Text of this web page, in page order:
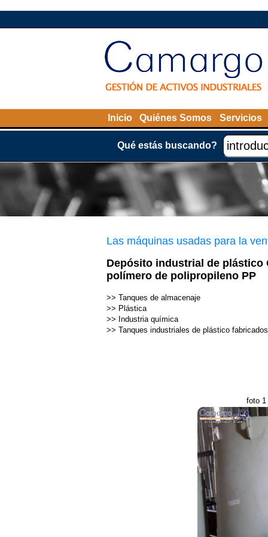
Inicio Quiénes Somos Servicios
Qué estás buscando?
Las máquinas usadas para la
Depósito industrial de plástico
polímero de polipropileno PP
>> Tanques de almacenaje
>> Plástica
>> Industria química
>> Tanques industriales de plástico
foto 1